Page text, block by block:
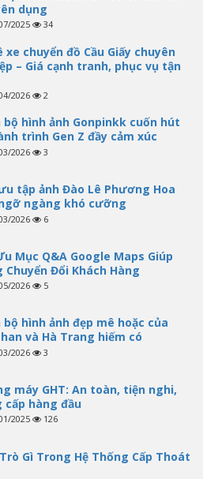
dụng
2025 34
xe chuyển đồ Cầu Giấy chuyên
– Giá cạnh tranh, phục vụ tận
2026 2
bộ hình ảnh Gonpinkk cuốn hút
trình Gen Z đầy cảm xúc
2026 3
tập ảnh Đào Lê Phương Hoa
ngàng khó cưỡng
2026 6
Mục Q&A Google Maps Giúp
Chuyển Đổi Khách Hàng
2026 5
bộ hình ảnh đẹp mê hoặc của
và Hà Trang hiếm có
2026 3
máy GHT: An toàn, tiện nghi,
cấp hàng đầu
2025 126
Gì Trong Hệ Thống Cấp Thoát